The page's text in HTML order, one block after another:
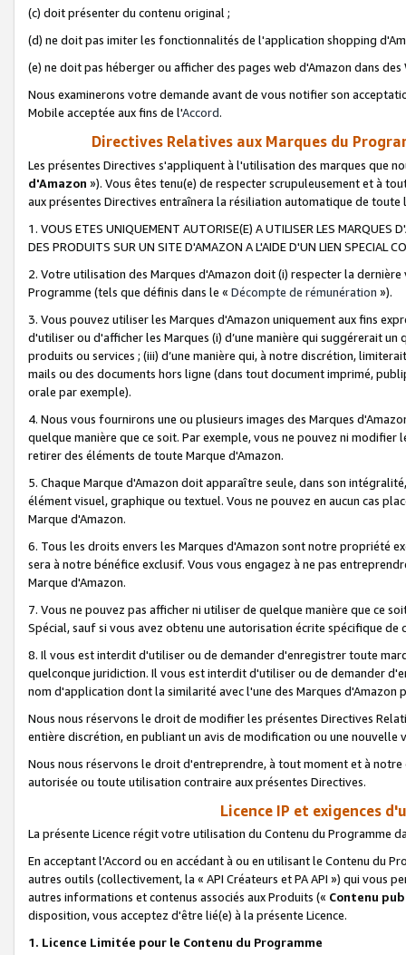
(c) doit présenter du contenu original ;
(d) ne doit pas imiter les fonctionnalités de l'application shopping
(e) ne doit pas héberger ou afficher des pages web d'Amazon dans
Nous examinerons votre demande avant de vous notifier son
Mobile acceptée aux fins de l'Accord.
Directives Relatives aux Marques du
Les présentes Directives s'appliquent à l'utilisation des marques que
d'Amazon »). Vous êtes tenu(e) de respecter scrupuleusement et à
aux présentes Directives entraînera la résiliation automatique de
1. VOUS ETES UNIQUEMENT AUTORISE(E) A UTILISER LES MARQUES
DES PRODUITS SUR UN SITE D'AMAZON A L'AIDE D'UN LIEN SPECIAL
2. Votre utilisation des Marques d'Amazon doit (i) respecter la
Programme (tels que définis dans le « Décompte de rémunération »).
3. Vous pouvez utiliser les Marques d'Amazon uniquement aux fins
d'utiliser ou d'afficher les Marques (i) d’une manière qui suggérerait
produits ou services ; (iii) d’une manière qui, à notre discrétion,
mails ou des documents hors ligne (dans tout document imprimé,
orale par exemple).
4. Nous vous fournirons une ou plusieurs images des Marques
quelque manière que ce soit. Par exemple, vous ne pouvez ni
retirer des éléments de toute Marque d'Amazon.
5. Chaque Marque d'Amazon doit apparaître seule, dans son
élément visuel, graphique ou textuel. Vous ne pouvez en aucun cas
Marque d'Amazon.
6. Tous les droits envers les Marques d'Amazon sont notre propriété
sera à notre bénéfice exclusif. Vous vous engagez à ne pas
Marque d'Amazon.
7. Vous ne pouvez pas afficher ni utiliser de quelque manière que ce
Spécial, sauf si vous avez obtenu une autorisation écrite spécifique de
8. Il vous est interdit d'utiliser ou de demander d'enregistrer toute
quelconque juridiction. Il vous est interdit d'utiliser ou de demander
nom d'application dont la similarité avec l'une des Marques
Nous nous réservons le droit de modifier les présentes Directives
entière discrétion, en publiant un avis de modification ou une nouvelle
Nous nous réservons le droit d'entreprendre, à tout moment et à
autorisée ou toute utilisation contraire aux présentes Directives.
Licence IP et exigences
La présente Licence régit votre utilisation du Contenu du Programme
En acceptant l'Accord ou en accédant à ou en utilisant le Contenu du
autres outils (collectivement, la « API Créateurs et PA API ») qui vous
autres informations et contenus associés aux Produits (« Contenu
disposition, vous acceptez d'être lié(e) à la présente Licence.
1. Licence Limitée pour le Contenu du Programme